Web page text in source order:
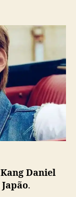
a
p
ã
o
r
e
c
e
b
e
,
l
a
Kang Daniel
Japão.